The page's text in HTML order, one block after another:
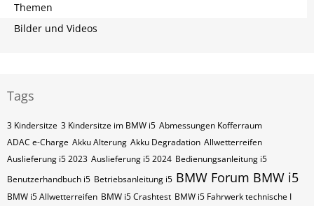
Themen
Bilder und Videos
Tags
3 Kindersitze 3 Kindersitze im BMW i5 Abmessungen Kofferraum
ADAC e-Charge Akku Alterung Akku Degradation Allwetterreifen
Auslieferung i5 2023 Auslieferung i5 2024 Bedienungsanleitung i5
Benutzerhandbuch i5 Betriebsanleitung i5 BMW Forum BMW i5
BMW i5 Allwetterreifen BMW i5 Crashtest BMW i5 Fahrwerk technische I